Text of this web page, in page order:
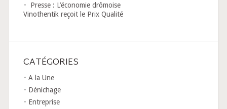
Presse : L’économie drômoise
Vinothentik reçoit le Prix Qualité
CATÉGORIES
A la Une
Dénichage
Entreprise